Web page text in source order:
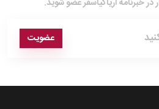
در خبرنامه آریاکیاسفر عضو شوید.
عضویت